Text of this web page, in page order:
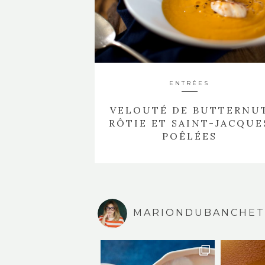
ENTRÉES
VELOUTÉ DE
RÔTIE ET SAINT-
POÊLÉES
MARIONDUBANCHET